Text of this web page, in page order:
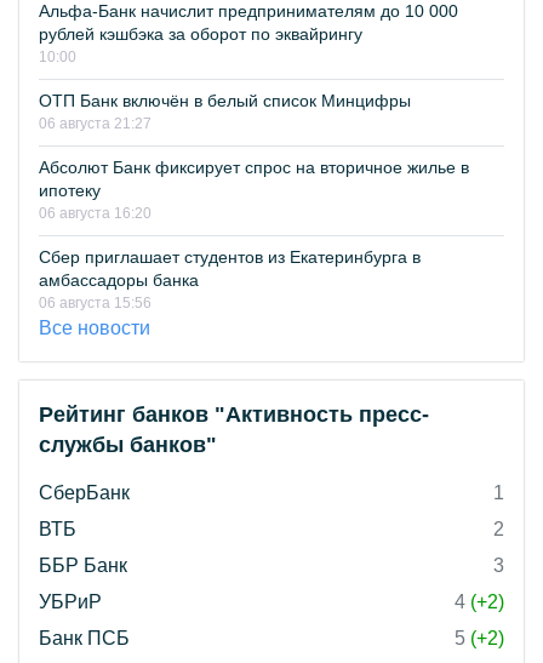
Альфа-Банк начислит предпринимателям до 10 000
рублей кэшбэка за оборот по эквайрингу
10:00
ОТП Банк включён в белый список Минцифры
06 августа 21:27
Абсолют Банк фиксирует спрос на вторичное жилье в
ипотеку
06 августа 16:20
Сбер приглашает студентов из Екатеринбурга в
амбассадоры банка
06 августа 15:56
Все новости
Рейтинг банков "Активность пресс-
службы банков"
СберБанк
1
ВТБ
2
ББР Банк
3
УБРиР
4 (+2)
Банк ПСБ
5 (+2)